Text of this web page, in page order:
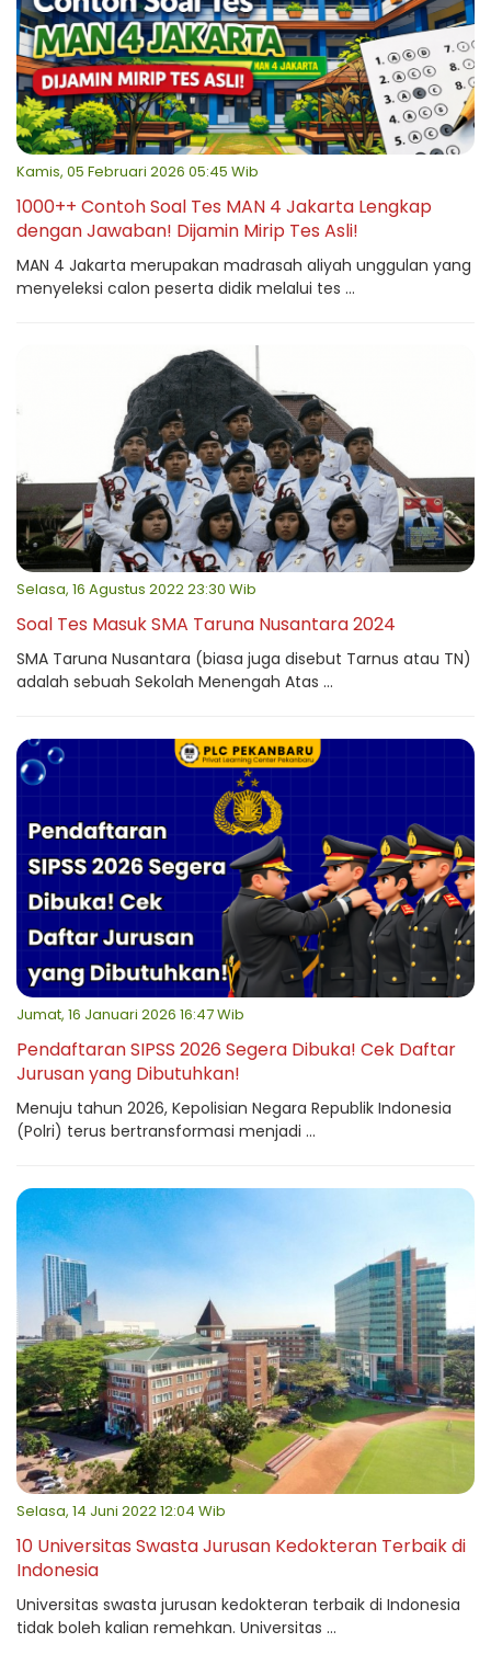
Kamis, 05 Februari 2026 05:45 Wib
1000++ Contoh Soal Tes MAN 4 Jakarta Lengkap
dengan Jawaban! Dijamin Mirip Tes Asli!
MAN 4 Jakarta merupakan madrasah aliyah unggulan yang
menyeleksi calon peserta didik melalui tes ...
Selasa, 16 Agustus 2022 23:30 Wib
Soal Tes Masuk SMA Taruna Nusantara 2024
SMA Taruna Nusantara (biasa juga disebut Tarnus atau TN)
adalah sebuah Sekolah Menengah Atas ...
Jumat, 16 Januari 2026 16:47 Wib
Pendaftaran SIPSS 2026 Segera Dibuka! Cek Daftar
Jurusan yang Dibutuhkan!
Menuju tahun 2026, Kepolisian Negara Republik Indonesia
(Polri) terus bertransformasi menjadi ...
Selasa, 14 Juni 2022 12:04 Wib
10 Universitas Swasta Jurusan Kedokteran Terbaik di
Indonesia
Universitas swasta jurusan kedokteran terbaik di Indonesia
tidak boleh kalian remehkan. Universitas ...